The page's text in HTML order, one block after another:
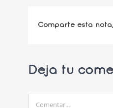
Comparte esta
Deja tu